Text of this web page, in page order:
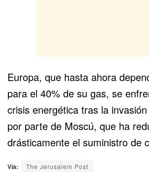
Europa, que hasta ahora
para el 40% de su gas, se
crisis energética tras la
por parte de Moscú, que ha
drásticamente el suministro de
Vía: The Jerusalem Post